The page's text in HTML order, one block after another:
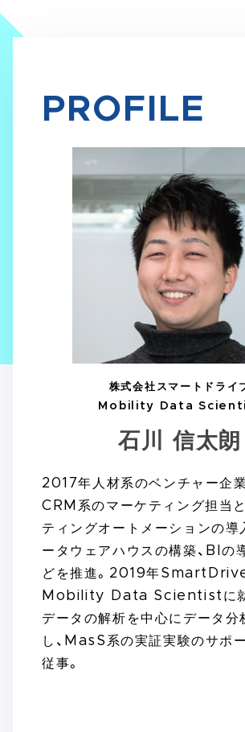
PROFILE
株式会社スマートドライ
Mobility Data
石川 信太朗
2017年人材系のベンチャー企業
CRM系のマーケティング担当
ティングオートメーションの導
ータウェアハウスの構築、BIの
どを推進。2019年
Mobility Data Scientistに就
データの解析を中心にデータ分
し、MasS系の実証実験のサポ
従事。